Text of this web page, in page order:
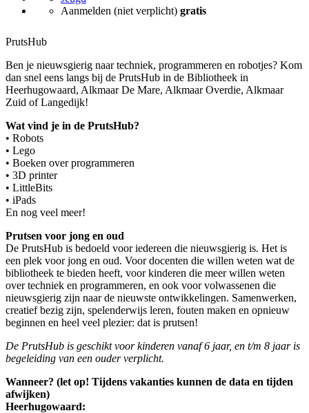
Aanmelden (niet verplicht) gratis
PrutsHub
Ben je nieuwsgierig naar techniek, programmeren en robotjes? Kom
dan snel eens langs bij de PrutsHub in de Bibliotheek in
Heerhugowaard, Alkmaar De Mare, Alkmaar Overdie, Alkmaar
Zuid of Langedijk!
Wat vind je in de PrutsHub?
• Robots
• Lego
• Boeken over programmeren
• 3D printer
• LittleBits
• iPads
En nog veel meer!
Prutsen voor jong en oud
De PrutsHub is bedoeld voor iedereen die nieuwsgierig is. Het is
een plek voor jong en oud. Voor docenten die willen weten wat de
bibliotheek te bieden heeft, voor kinderen die meer willen weten
over techniek en programmeren, en ook voor volwassenen die
nieuwsgierig zijn naar de nieuwste ontwikkelingen. Samenwerken,
creatief bezig zijn, spelenderwijs leren, fouten maken en opnieuw
beginnen en heel veel plezier: dat is prutsen!
De PrutsHub is geschikt voor kinderen vanaf 6 jaar, en t/m 8 jaar is
begeleiding van een ouder verplicht.
Wanneer? (let op! Tijdens vakanties kunnen de data en tijden
afwijken)
Heerhugowaard: